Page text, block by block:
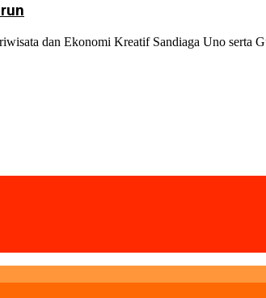
dan Ekonomi Kreatif Sandiaga Uno serta